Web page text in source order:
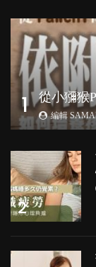
1 編輯
2